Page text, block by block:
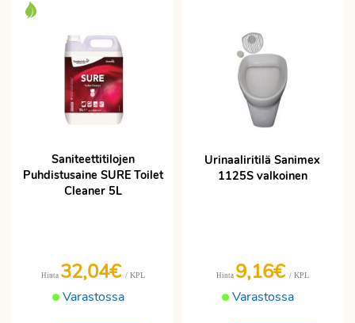
Saniteettitilojen
Puhdistusaine SURE Toilet
Cleaner 5L
Varastossa
Hinta 32,04€ / KPL
Urinaaliritilä Sanimex
1125S valkoinen
Varastossa
Hinta 9,16€ / KPL